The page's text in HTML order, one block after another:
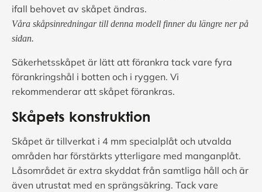
ifall behovet av skåpet ändras.
Våra skåpsinredningar till denna modell finner du längre ner på
sidan.
Säkerhetsskåpet är lätt att förankra tack vare fyra
förankringshål i botten och i ryggen. Vi
rekommenderar att skåpet förankras.
Skåpets konstruktion
Skåpet är tillverkat i 4 mm specialplåt och utvalda
områden har förstärkts ytterligare med manganplåt.
Låsområdet är extra skyddat från samtliga håll och är
även utrustat med en sprängsäkring. Tack vare